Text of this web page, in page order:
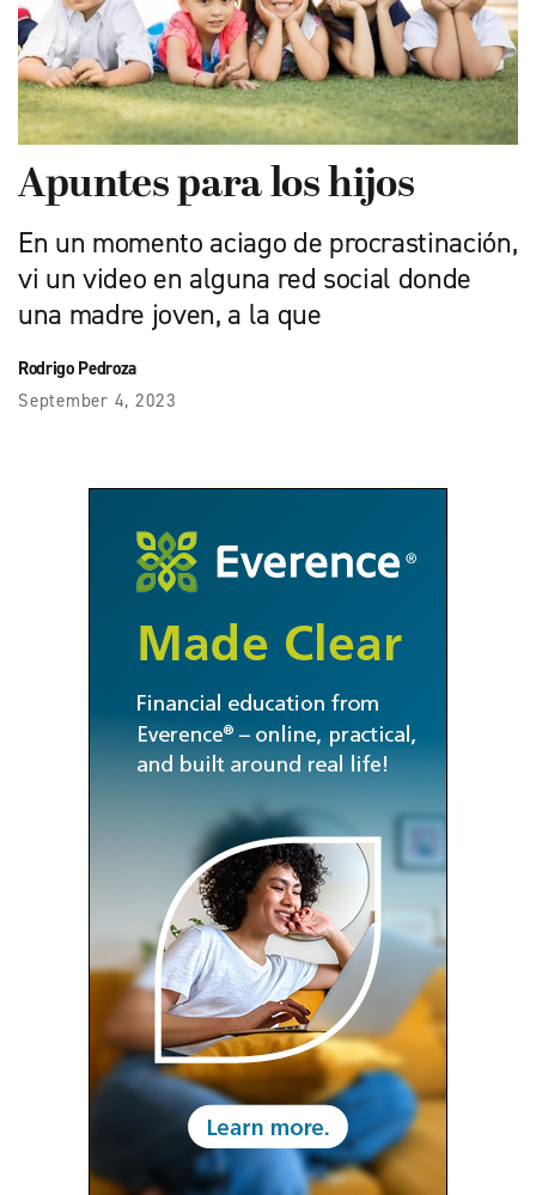
Apuntes para los hijos
En un momento aciago de procrastinación,
vi un video en alguna red social donde
una madre joven, a la que
Rodrigo Pedroza
September 4, 2023